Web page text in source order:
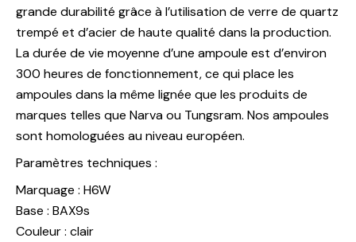
grande durabilité grâce à l’utilisation de verre de quartz
trempé et d’acier de haute qualité dans la production.
La durée de vie moyenne d’une ampoule est d’environ
300 heures de fonctionnement, ce qui place les
ampoules dans la même lignée que les produits de
marques telles que Narva ou Tungsram. Nos ampoules
sont homologuées au niveau européen.
Paramètres techniques :
Marquage : H6W
Base : BAX9s
Couleur : clair